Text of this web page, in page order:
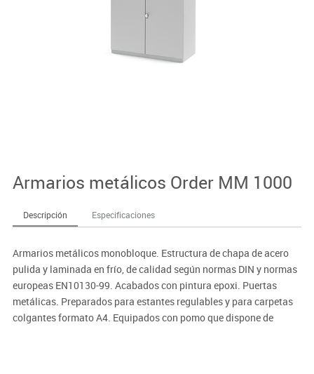
Armarios metálicos Order MM 1000
Descripción Especificaciones
Armarios metálicos monobloque. Estructura de chapa de acero
pulida y laminada en frío, de calidad según normas DIN y normas
europeas EN10130-99. Acabados con pintura epoxi. Puertas
metálicas. Preparados para estantes regulables y para carpetas
colgantes formato A4. Equipados con pomo que dispone de